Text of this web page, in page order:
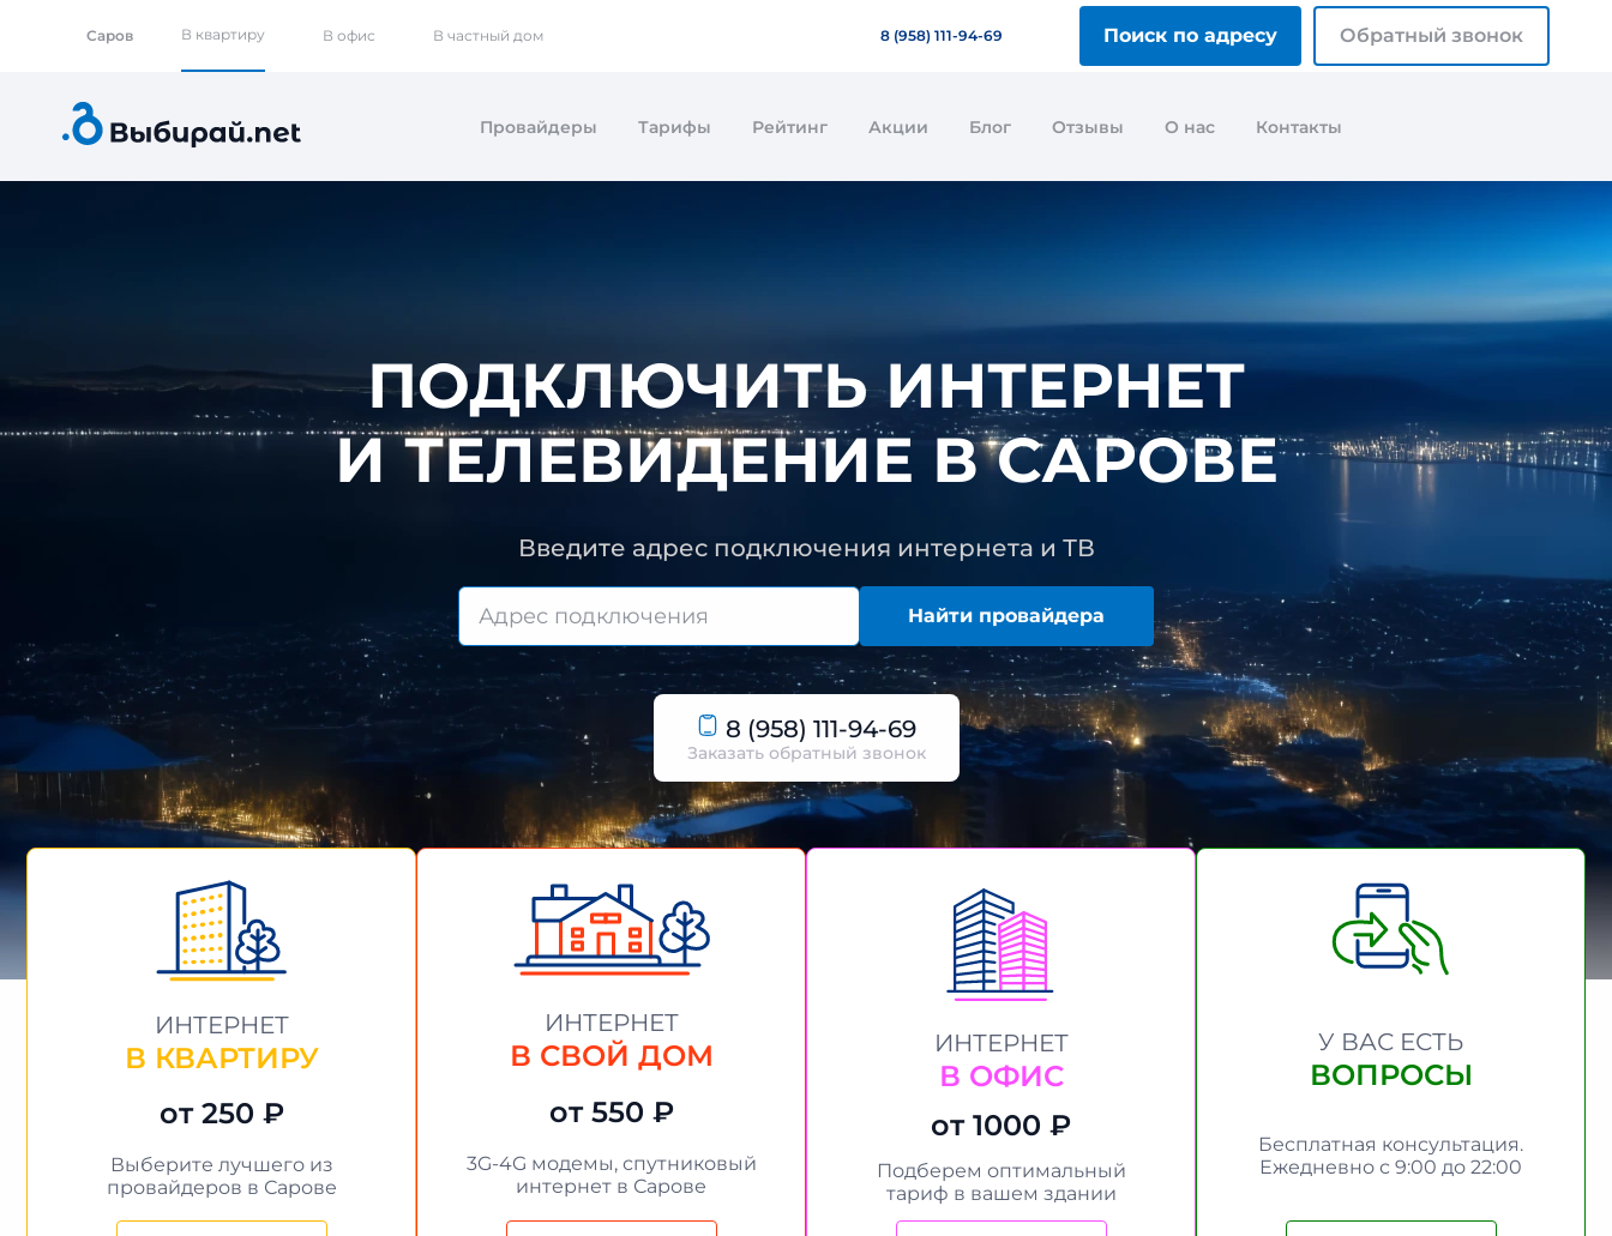
Саров В квартиру В офис В частный дом 8 (958) 111-94-69 Поиск по адресу Обратный звонок
Провайдеры Тарифы Рейтинг Акции Блог Отзывы О нас Контакты
ПОДКЛЮЧИТЬ ИНТЕРНЕТ
И ТЕЛЕВИДЕНИЕ В САРОВЕ
Введите адрес подключения интернета и ТВ
Найти провайдера
8 (958) 111-94-69
Заказать обратный звонок
ИНТЕРНЕТ
В КВАРТИРУ
от 250 ₽
Выберите лучшего из
провайдеров в Сарове
ИНТЕРНЕТ
В СВОЙ ДОМ
от 550 ₽
3G-4G модемы, спутниковый
интернет в Сарове
ИНТЕРНЕТ
В ОФИС
от 1000 ₽
Подберем оптимальный
тариф в вашем здании
У ВАС ЕСТЬ
ВОПРОСЫ
Бесплатная консультация.
Ежедневно с 9:00 до 22:00